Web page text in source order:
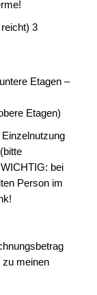
3
Etagen –
Etagen)
bei
Person im
meinen